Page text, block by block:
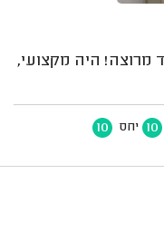
מרוצה! היה מקצועי,
10 יחס 10